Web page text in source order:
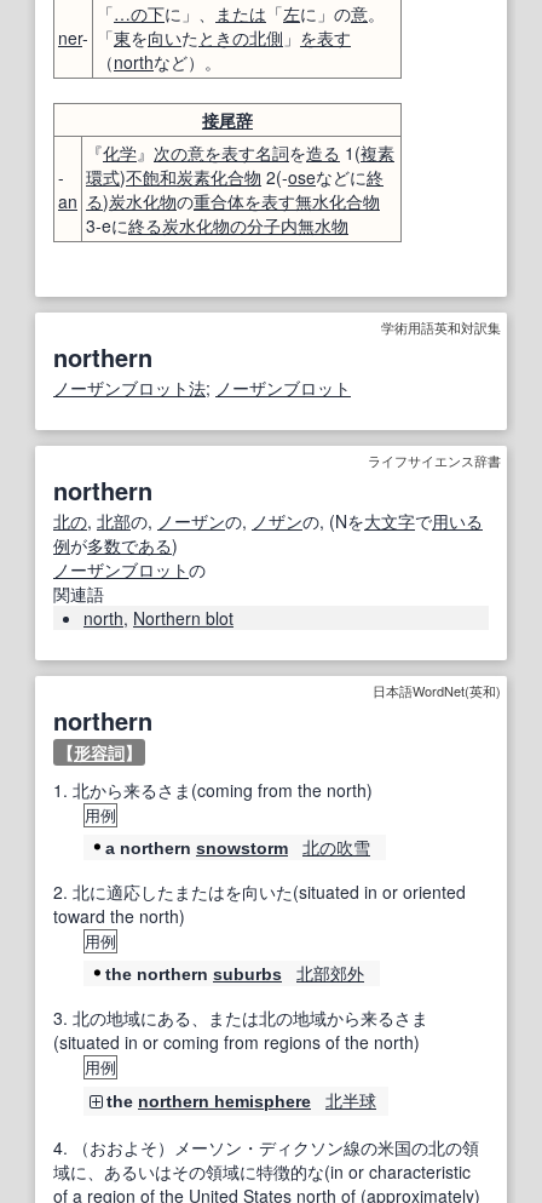
ner-
「…の下に」、 または 「左に」の意。
「東を向いたときの北側 」 を表す
（northなど）。
接尾辞
-
an
『化学』 次の意を表す名詞を造る 1(複素
環式)不飽和炭素化合物 2(-oseなどに終
る)炭水化物の重合体を表す無水化合物
3-eに終る炭水化物の分子内無水物
学術用語英和対訳集
northern
ノーザンブロット法; ノーザンブロット
ライフサイエンス辞書
northern
北の, 北部の, ノーザンの, ノザンの, (Nを大文字で用いる
例が多数である)
ノーザンブロットの
関連語
north, Northern blot
日本語WordNet(英和)
northern
【形容詞】
1. 北から来るさま(coming from the north)
用例
a northern snowstorm 北の吹雪
2. 北に適応したまたはを向いた(situated in or oriented
toward the north)
用例
the northern suburbs 北部郊外
3. 北の地域にある、または北の地域から来るさま
(situated in or coming from regions of the north)
用例
the northern hemisphere
北半球
4. （おおよそ）メーソン・ディクソン線の米国の北の領
域に、あるいはその領域に特徴的な(in or characteristic
of a region of the United States north of (approximately)